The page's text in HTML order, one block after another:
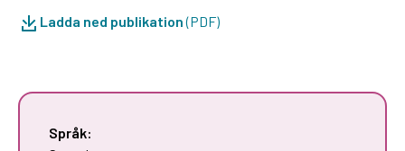
Ladda ned publikation(PDF)
Språk: